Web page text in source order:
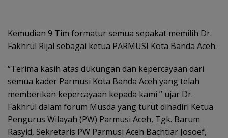
Kemudian 9 Tim formatur semua sepakat memilih Dr.
Fakhrul Rijal sebagai ketua PARMUSI Kota Banda Aceh.
“Terima kasih atas dukungan dan kepercayaan dari
semua kader Parmusi Kota Banda Aceh yang telah
memberikan kepercayaan kepada kami ” ujar Dr.
Fakhrul dalam forum Musda yang turut dihadiri Ketua
Pengurus Wilayah (PW) Parmusi Aceh, Tgk. Barum
Rasyid, Sekretaris PW Parmusi Aceh Bachtiar Josoef,